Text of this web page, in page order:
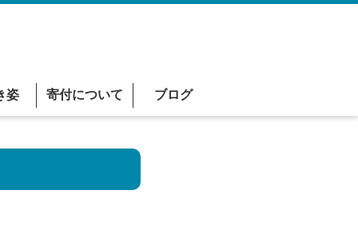
姿 寄付について ブログ